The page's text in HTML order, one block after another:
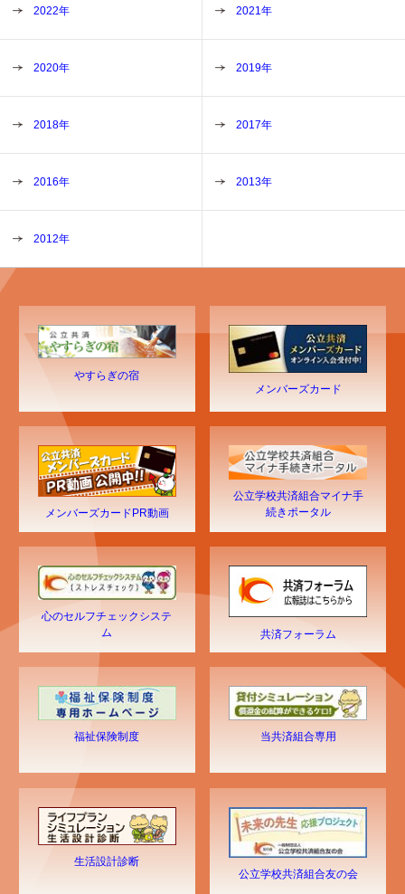
2022年 2021年
2020年 2019年
2018年 2017年
2016年 2013年
2012年
やすらぎの宿
メンバーズカード
メンバーズカードPR動画
公立学校共済組合マイナ手
続きポータル
心のセルフチェックシステ
ム
共済フォーラム
福祉保険制度 当共済組合専用
生活設計診断
公立学校共済組合友の会